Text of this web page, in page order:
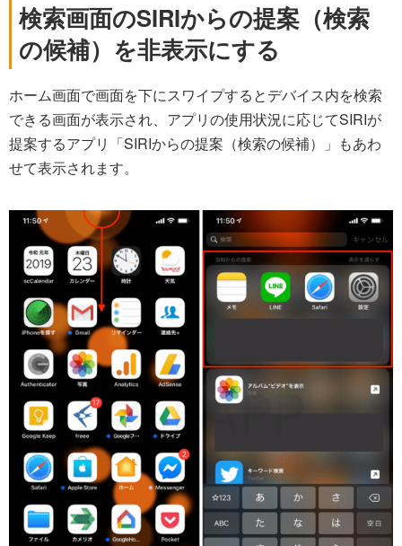
検索画面のSIRIからの提案（検索
の候補）を非表示にする
ホーム画面で画面を下にスワイプするとデバイス内を検索
できる画面が表示され、アプリの使用状況に応じてSIRIが
提案するアプリ「SIRIからの提案（検索の候補）」もあわ
せて表示されます。